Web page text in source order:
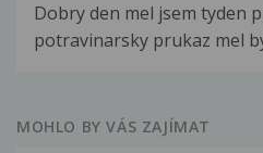
Dobry den mel jsem tyden
potravinarsky prukaz mel
MOHLO BY VÁS ZAJÍMAT